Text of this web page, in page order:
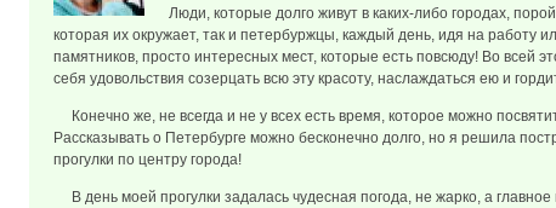
Люди, которые долго живут в каких-либо городах,
которая их окружает, так и петербуржцы, каждый день, идя на работу
памятников, просто интересных мест, которые есть повсюду! Во всей
себя удовольствия созерцать всю эту красоту, наслаждаться ею и
Конечно же, не всегда и не у всех есть время, которое можно
Рассказывать о Петербурге можно бесконечно долго, но я решила
прогулки по центру города!
В день моей прогулки задалась чудесная погода, не жарко, а